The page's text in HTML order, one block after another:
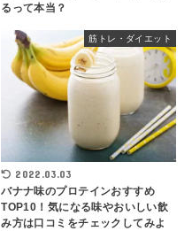
るって本当？
筋トレ・ダイエット
2022.03.03
バナナ味のプロテインおすすめ
TOP10！気になる味やおいしい飲
み方は口コミをチェックしてみよ